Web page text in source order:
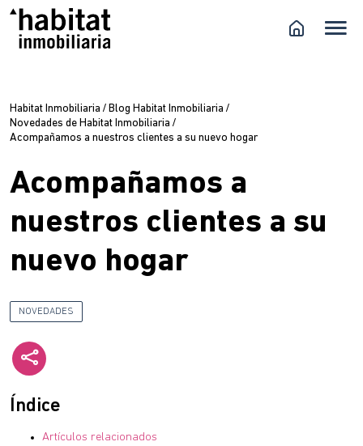
Habitat Inmobiliaria / Blog Habitat Inmobiliaria /
Novedades de Habitat Inmobiliaria /
Acompañamos a nuestros clientes a su nuevo hogar
Acompañamos a
nuestros clientes a su
nuevo hogar
NOVEDADES
Índice
Artículos relacionados